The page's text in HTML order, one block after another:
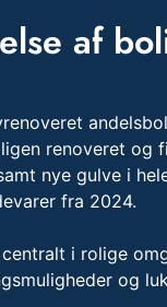
af
renoveret og
nye gulve i
fra 2024.
i rolige
og